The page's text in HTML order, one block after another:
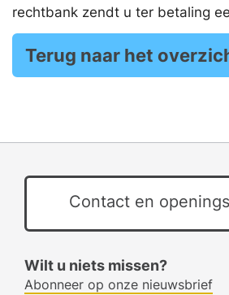
rechtbank zendt u ter betaling
Terug naar het
Contact en
Wilt u niets missen?
Abonneer op onze nieuwsbrief